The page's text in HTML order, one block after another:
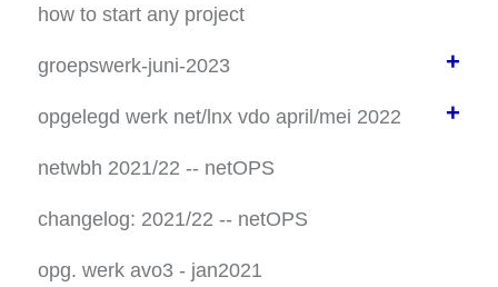
how to start any project
+
groepswerk-juni-2023
firewalls +
opgelegd werk net/lnx vdo april/mei 2022
how to start ...
de opdracht lente 2022
netwbh 2021/22 -- netOPS
changelog: 2021/22 -- netOPS
opg. werk avo3 - jan2021